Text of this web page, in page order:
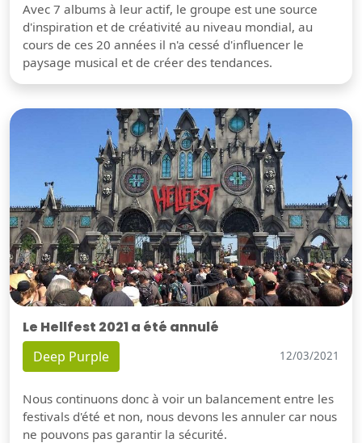
Avec 7 albums à leur actif, le groupe est une source
d'inspiration et de créativité au niveau mondial, au
cours de ces 20 années il n'a cessé d'influencer le
paysage musical et de créer des tendances.
Le Hellfest 2021 a été annulé
Deep Purple 12/03/2021
Nous continuons donc à voir un balancement entre les
festivals d'été et non, nous devons les annuler car nous
ne pouvons pas garantir la sécurité.